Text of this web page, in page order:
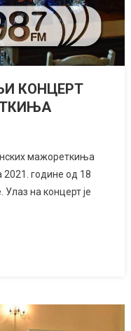
КОНЦЕРТ
мажореткиња
године од 18
на концерт је